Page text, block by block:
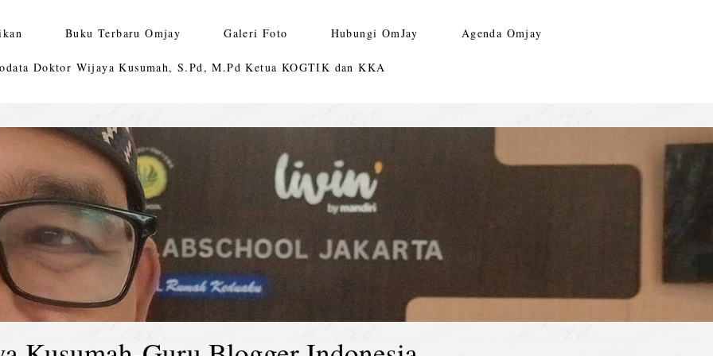
Buku Terbaru Omjay Galeri Foto Hubungi OmJay Agenda Omjay
Doktor Wijaya Kusumah, S.Pd, M.Pd Ketua KOGTIK dan KKA